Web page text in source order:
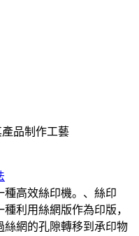
品制作工藝
種高效絲印機。、絲印
利用絲網版作為印版，
絲網的孔隙轉移到承印物